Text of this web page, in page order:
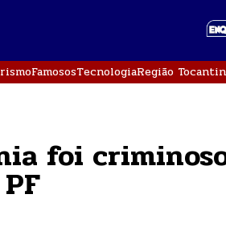
FamososTecnologiaRegião
foi